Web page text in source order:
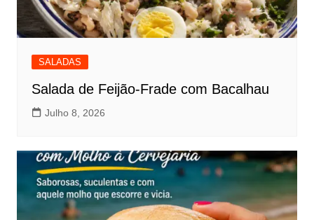
SALADAS
Salada de Feijão-Frade com Bacalhau
Julho 8, 2026